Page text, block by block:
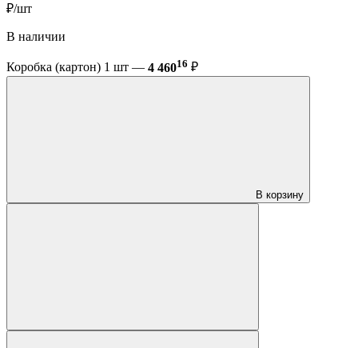
₽/шт
В наличии
Коробка (картон) 1 шт — 4 46016 ₽
В корзину